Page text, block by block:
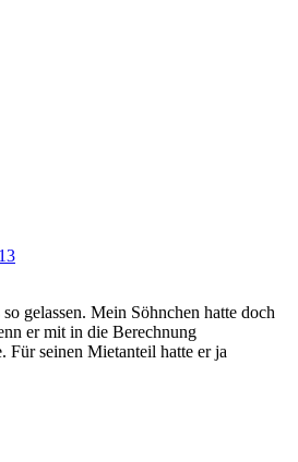
gelassen. Mein Söhnchen hatte doch
er mit in die Berechnung
Für seinen Mietanteil hatte er ja